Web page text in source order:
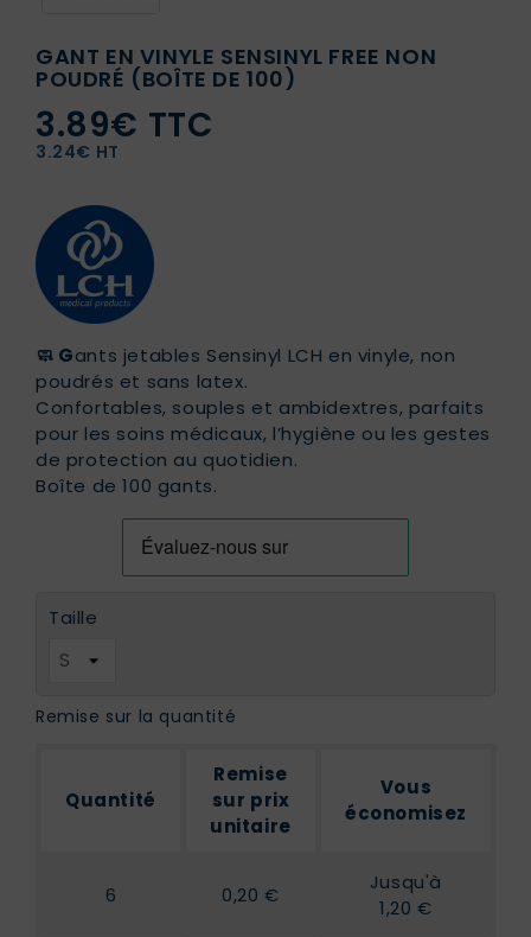
GANT EN VINYLE SENSINYL FREE NON
POUDRÉ (BOÎTE DE 100)
3.89€ TTC
3.24€ HT
🧼 Gants jetables Sensinyl LCH en vinyle, non
poudrés et sans latex.
Confortables, souples et ambidextres, parfaits
pour les soins médicaux, l’hygiène ou les gestes
de protection au quotidien.
Boîte de 100 gants.
Taille
Remise sur la quantité
Quantité
Remise
sur prix
unitaire
Vous
économisez
6 0,20 €
Jusqu'à
1,20 €